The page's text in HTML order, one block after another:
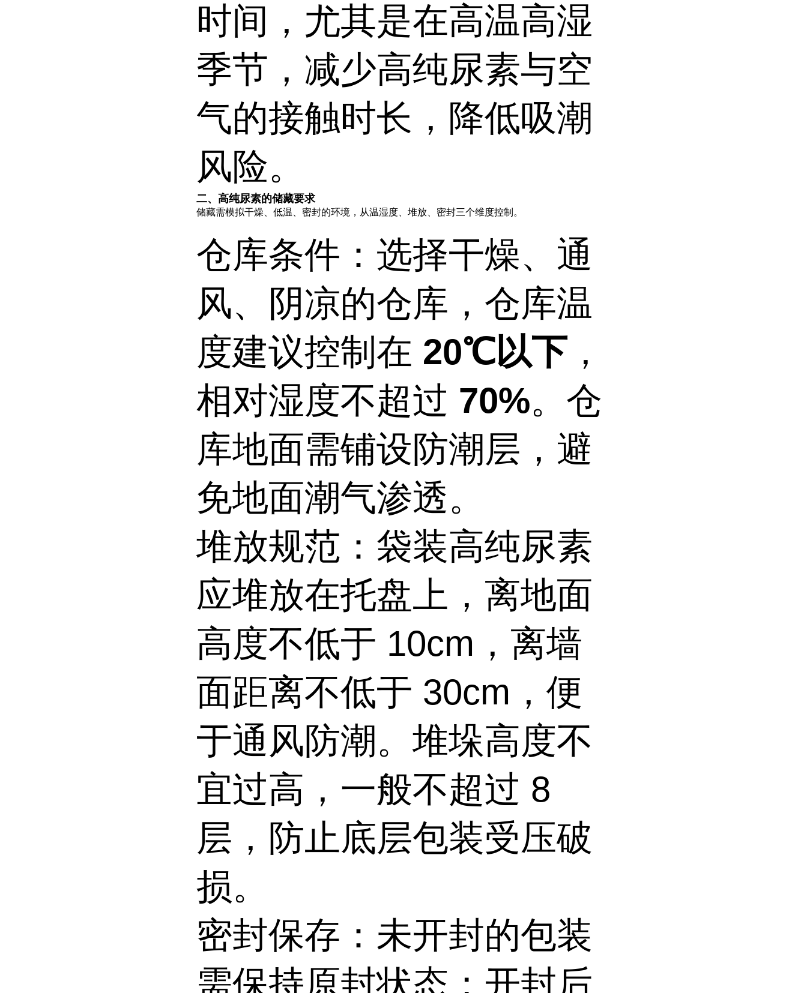
时间，尤其是在高温高湿
季节，减少高纯尿素与空
气的接触时长，降低吸潮
风险。
二、高纯尿素的储藏要求
储藏需模拟干燥、低温、密封的环境，从温湿度、堆放、密封三个维度控制。
仓库条件：选择干燥、通
风、阴凉的仓库，仓库温
度建议控制在 20℃以下，
相对湿度不超过 70%。仓
库地面需铺设防潮层，避
免地面潮气渗透。
堆放规范：袋装高纯尿素
应堆放在托盘上，离地面
高度不低于 10cm，离墙
面距离不低于 30cm，便
于通风防潮。堆垛高度不
宜过高，一般不超过 8
层，防止底层包装受压破
损。
密封保存：未开封的包装
需保持原封状态；开封后